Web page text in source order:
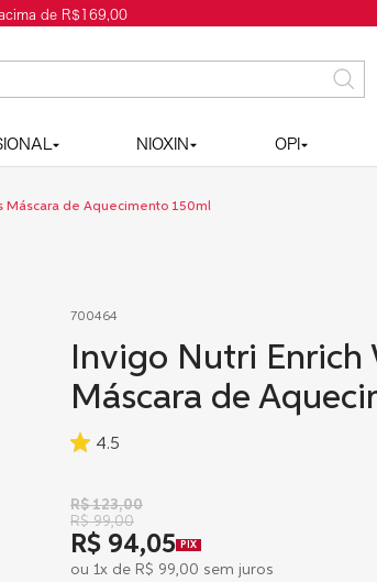
NIOXIN OPI
Máscara de Aquecimento 150ml
700464
Invigo Nutri Enrich
Máscara de
4.5
R$ 123,00
R$ 99,00
R$ 94,05 PIX
ou 1x de R$ 99,00 sem juros